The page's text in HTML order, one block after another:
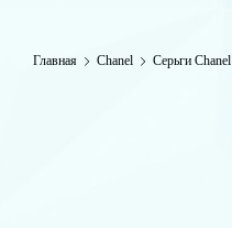
Главная Chanel Серьги Chanel